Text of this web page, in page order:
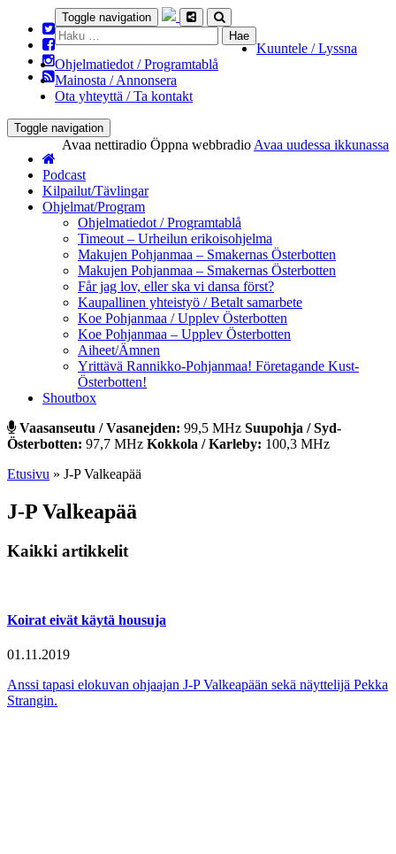
Toggle navigation
Haku:
Kuuntele / Lyssna
Ohjelmatiedot / Programtablå
Mainosta / Annonsera
Ota yhteyttä / Ta kontakt
Toggle navigation
Avaa nettiradio Öppna webbradio Avaa uudessa ikkunassa
Podcast
Kilpailut/Tävlingar
Ohjelmat/Program
Ohjelmatiedot / Programtablå
Timeout – Urheilun erikoisohjelma
Makujen Pohjanmaa – Smakernas Österbotten
Makujen Pohjanmaa – Smakernas Österbotten
Får jag lov, eller ska vi dansa först?
Kaupallinen yhteistyö / Betalt samarbete
Koe Pohjanmaa / Upplev Österbotten
Koe Pohjanmaa – Upplev Österbotten
Aiheet/Ämnen
Yrittävä Rannikko-Pohjanmaa! Företagande Kust-
Österbotten!
Shoutbox
Vaasanseutu / Vasanejden: 99,5 MHz Suupohja / Syd-
Österbotten: 97,7 MHz Kokkola / Karleby: 100,3 MHz
Etusivu » J-P Valkeapää
J-P Valkeapää
Kaikki artikkelit
Koirat eivät käytä housuja
01.11.2019
Anssi tapasi elokuvan ohjaajan J-P Valkeapään sekä näyttelijä Pekka
Strangin.